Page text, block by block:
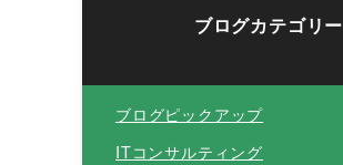
ブログカテゴリー
ブログピックアップ
ITコンサルティング